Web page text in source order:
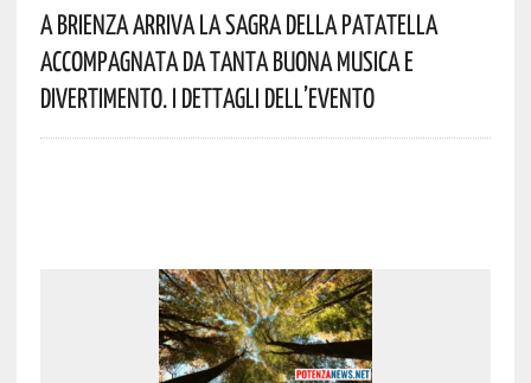
A Brienza Arriva La Sagra Della Patatella
Accompagnata Da Tanta Buona Musica E
Divertimento. I Dettagli Dell’evento